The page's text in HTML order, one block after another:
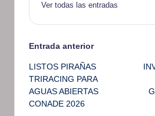
Ver todas las entradas
Navegación
de
entradas
Entrada anterior
LISTOS PIRAÑAS
TRIRACING PARA
AGUAS ABIERTAS
CONADE 2026